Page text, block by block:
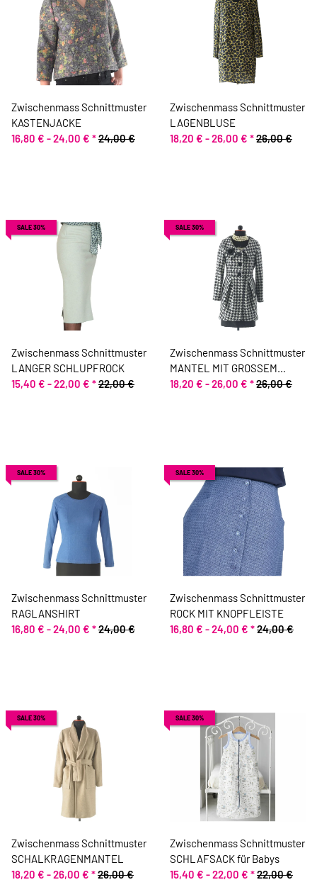
Zwischenmass Schnittmuster
KASTENJACKE
16,80 € -24,00 € *24,00 €
Zwischenmass Schnittmuster
LAGENBLUSE
18,20 € -26,00 € *26,00 €
SALE 30%
Zwischenmass Schnittmuster
LANGER SCHLUPFROCK
15,40 € -22,00 € *22,00 €
SALE 30%
Zwischenmass Schnittmuster
MANTEL MIT GROSSEM
AUSSCHNITT
18,20 € -26,00 € *26,00 €
SALE 30%
Zwischenmass Schnittmuster
RAGLANSHIRT
16,80 € -24,00 € *24,00 €
SALE 30%
Zwischenmass Schnittmuster
ROCK MIT KNOPFLEISTE
16,80 € -24,00 € *24,00 €
SALE 30%
Zwischenmass Schnittmuster
SCHALKRAGENMANTEL
18,20 € -26,00 € *26,00 €
SALE 30%
Zwischenmass Schnittmuster
SCHLAFSACK für Babys
15,40 € -22,00 € *22,00 €